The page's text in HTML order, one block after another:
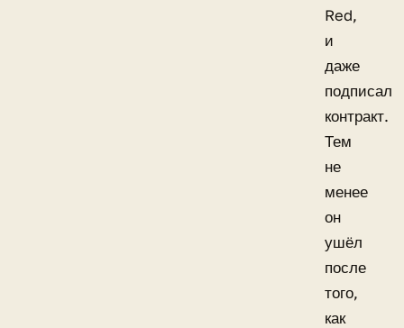
Red,
и
даже
подписал
контракт.
Тем
не
менее
он
ушёл
после
того,
как